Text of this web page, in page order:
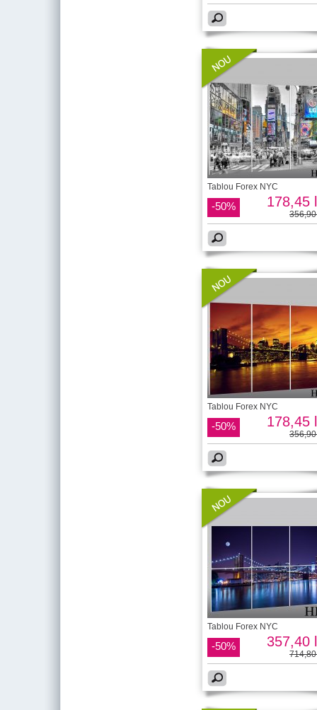
Tablou Forex NYC
-50% 178,45
Tablou Forex NYC
-50% 178,45
Tablou Forex NYC
-50% 357,40